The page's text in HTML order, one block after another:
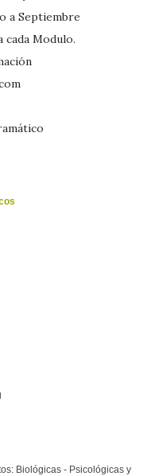
a Septiembre
cada Modulo.
Biológicas - Psicológicas y